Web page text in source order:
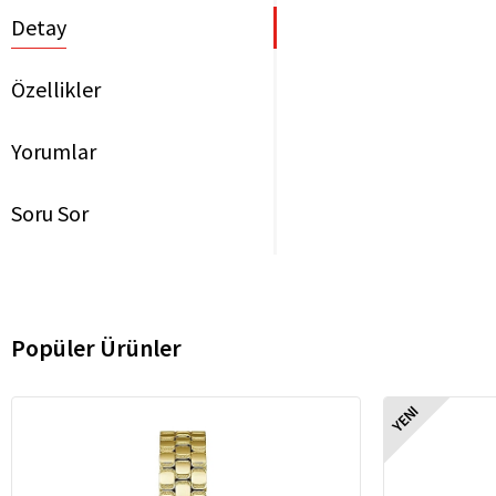
Detay
Özellikler
Yorumlar
Soru Sor
Popüler Ürünler
YENI